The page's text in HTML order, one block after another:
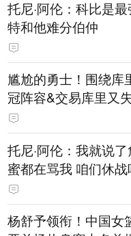
托尼·阿伦：科比是
特和他难分伯仲
尴尬的勇士！围绕库
冠阵容&交易库里又
托尼·阿伦：我就说
蜜都在骂我 咱们休
杨舒予领衔！中国女